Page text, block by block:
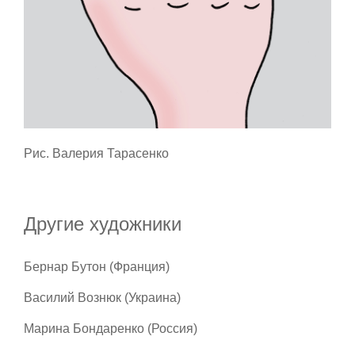
Рис. Валерия Тарасенко
Другие художники
Бернар Бутон (Франция)
Василий Вознюк (Украина)
Марина Бондаренко (Россия)